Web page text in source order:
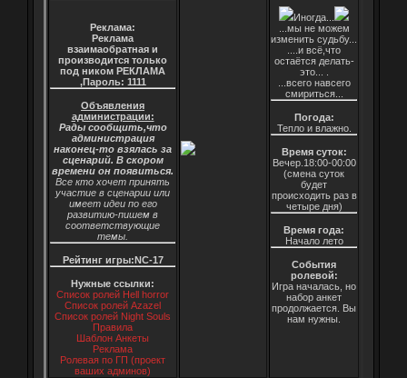
Реклама:
Реклама
взаимаобратная и
производится только
под ником РЕКЛАМА
,Пароль: 1111
Объявления
администрации:
Рады сообщить,что
администрация
наконец-то взялась за
сценарий. В скором
времени он появиться.
Все кто хочет принять
участие в сценарии или
имеет идеи по его
развитию-пишем в
соответствующие
темы.
Рейтинг игры:NC-17
Нужные ссылки:
Список ролей Hell horror
Список ролей Azazel
Список ролей Night Souls
Правила
Шаблон Анкеты
Реклама
Ролевая по ГП (проект
ваших админов)
Иногда...
...мы не можем
изменить судьбу...
....и всё,что
остаётся делать-
это... .
...всего навсего
смириться...
Погода:
Тепло и влажно.
Время суток:
Вечер.18:00-00:00
(смена суток
будет
происходить раз в
четыре дня)
Время года:
Начало лето
События
ролевой:
Игра началась, но
набор анкет
продолжается. Вы
нам нужны.